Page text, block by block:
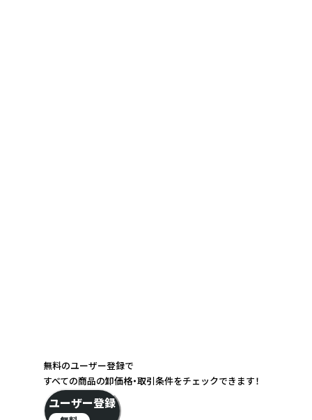
無料のユーザー登録で
すべての商品の卸価格・取引条件をチェックできます！
ユーザー登録